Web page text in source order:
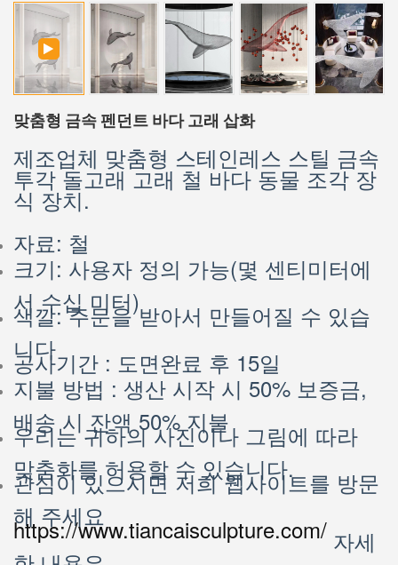
맞춤형 금속 펜던트 바다 고래 삽화
제조업체 맞춤형 스테인레스 스틸 금속
투각 돌고래 고래 철 바다 동물 조각 장
식 장치.
자료: 철
크기: 사용자 정의 가능(몇 센티미터에
서 수십 미터)
색깔: 주문을 받아서 만들어질 수 있습
니다
공사기간 : 도면완료 후 15일
지불 방법 : 생산 시작 시 50% 보증금,
배송 시 잔액 50% 지불
우리는 귀하의 사진이나 그림에 따라
맞춤화를 허용할 수 있습니다.
관심이 있으시면 저희 웹사이트를 방문
해 주세요
https://www.tiancaisculpture.com/ 자세
한 내용은